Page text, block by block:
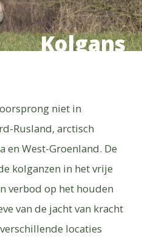
Kolgans
niet in
Rusland, arctisch
en West-Groenland. De
kolganzen in het vrije
verbod op het houden
van de jacht van kracht
locaties